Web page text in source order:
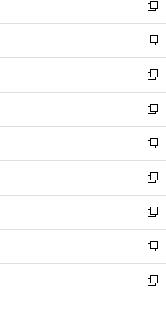
ィ
ン
ド
ウ
で
開
く
い
ウ
ィ
ン
ド
ウ
で
開
く
新
し
い
ウ
ィ
ン
ド
ウ
で
開
く
新
し
い
ウ
ィ
ン
ド
ウ
で
開
く
新
し
い
ウ
ィ
ン
ド
ウ
で
開
く
新
し
い
ウ
ィ
ン
ド
ウ
で
開
く
新
し
い
ウ
ィ
ン
ド
ウ
で
開
新
し
い
ウ
ィ
ン
ド
ウ
新
し
い
ウ
ィ
ン
新
し
い
ウ
新
し